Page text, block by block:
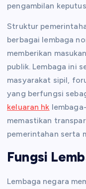
pengambilan
Struktur
berbagai lembaga
memberikan
publik. Lembaga ini
masyarakat sipil,
yang berfungsi
keluaran hk
memastikan
pemerintahan serta
Fungsi
Lembaga negara